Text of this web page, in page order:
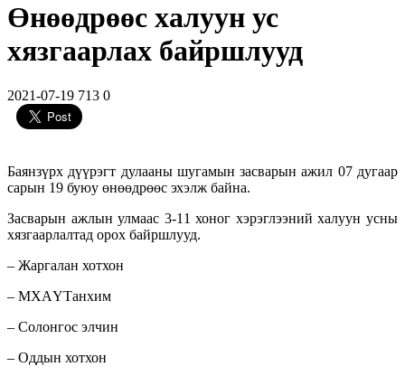
Өнөөдрөөс халуун ус
хязгаарлах байршлууд
2021-07-19 713 0
Баянзүрх дүүрэгт дулааны шугамын засварын ажил 07 дугаар
сарын 19 буюу өнөөдрөөс эхэлж байна.
Засварын ажлын улмаас 3-11 хоног хэрэглээний халуун усны
хязгаарлалтад орох байршлууд.
– Жаргалан хотхон
– МХАҮТанхим
– Солонгос элчин
– Оддын хотхон